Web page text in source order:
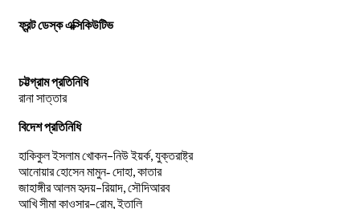
ফ্রন্ট ডেস্ক এক্সিকিউটিভ
চট্টগ্রাম প্রতিনিধি
রানা সাত্তার
বিদেশ প্রতিনিধি
হাকিকুলইসলামখোকন–নিউইয়র্ক,যুক্তরাষ্ট্র
আনোয়ারহোসেনমামুন-দোহা,কাতার
জাহাঙ্গীরআলমহৃদয়–রিয়াদ,সৌদিআরব
আখিসীমাকাওসার–রোম,ইতালি